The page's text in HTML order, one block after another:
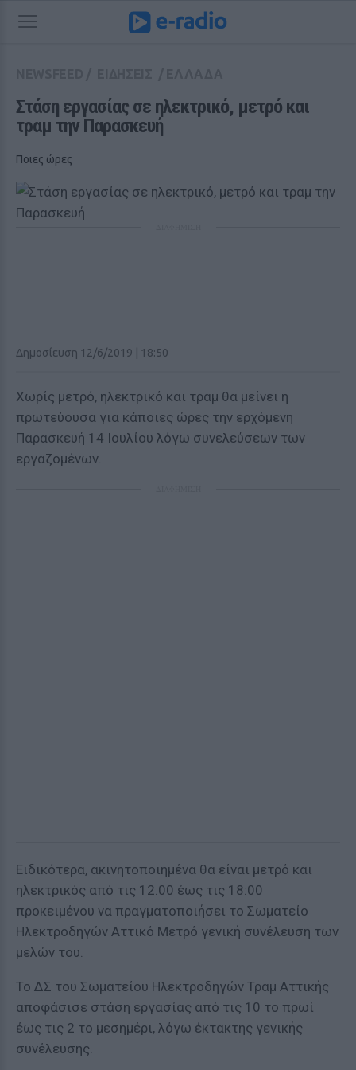
Στάση εργασίας σε ηλεκτρικό, μετρό και
τραμ την Παρασκευή
Ποιες ώρες
Δημοσίευση 12/6/2019 | 18:50
Χωρίς μετρό, ηλεκτρικό και τραμ θα μείνει η
πρωτεύουσα για κάποιες ώρες την ερχόμενη
Παρασκευή 14 Ιουλίου λόγω συνελεύσεων των
εργαζομένων.
Ειδικότερα, ακινητοποιημένα θα είναι μετρό και
ηλεκτρικός από τις 12.00 έως τις 18:00
προκειµένου να πραγµατοποιήσει το Σωματείο
Ηλεκτροδηγών Αττικό Μετρό γενική συνέλευση των
μελών του.
Το ΔΣ του Σωματείου Ηλεκτροδηγών Τραμ Αττικής
αποφάσισε στάση εργασίας από τις 10 το πρωί
έως τις 2 το μεσημέρι, λόγω έκτακτης γενικής
συνέλευσης.